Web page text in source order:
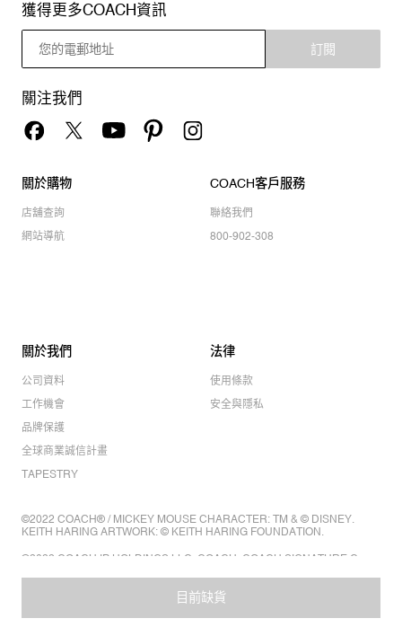
目前缺貨
獲得更多COACH資訊
訂閱
關注我們
關於購物
店舖查詢
網站導航
COACH客戶服務
聯絡我們
800-902-308
關於我們
公司資料
工作機會
品牌保護
全球商業誠信計畫
TAPESTRY
法律
使用條款
安全與隱私
©2022 COACH® / MICKEY MOUSE CHARACTER: TM & © DISNEY.
KEITH HARING ARTWORK: © KEITH HARING FOUNDATION.
©2022 COACH IP HOLDINGS LLC. COACH, COACH SIGNATURE C